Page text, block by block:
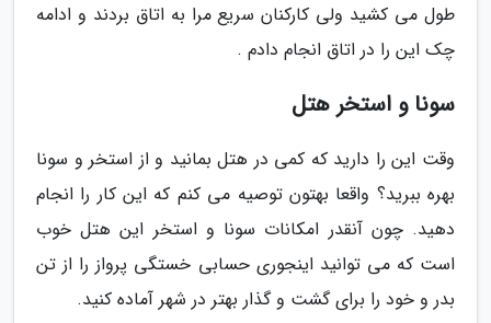
طول می کشید ولی کارکنان سریع مرا به اتاق بردند و ادامه
چک این را در اتاق انجام دادم .
سونا و استخر هتل
وقت این را دارید که کمی در هتل بمانید و از استخر و سونا
بهره ببرید؟ واقعا بهتون توصیه می کنم که این کار را انجام
دهید. چون آنقدر امکانات سونا و استخر این هتل خوب
است که می توانید اینجوری حسابی خستگی پرواز را از تن
بدر و خود را برای گشت و گذار بهتر در شهر آماده کنید.